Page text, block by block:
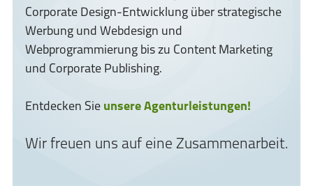
Corporate Design-Entwicklung über strategische
Werbung und Webdesign und
Webprogrammierung bis zu Content Marketing
und Corporate Publishing.
Entdecken Sie unsere Agenturleistungen!
Wir freuen uns auf eine Zusammenarbeit.